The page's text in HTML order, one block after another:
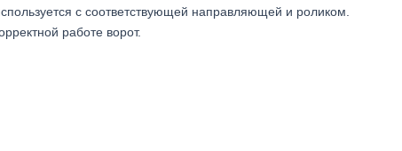
с соответствующей направляющей и роликом.
работе ворот.